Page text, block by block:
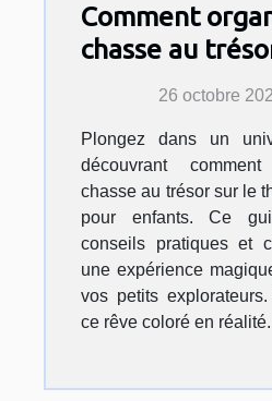
Comment
chasse au
thème des
26 octobre
Plongez dans un
découvrant
chasse au trésor sur le
pour enfants. Ce
conseils pratiques et
une expérience
vos petits
ce rêve coloré en